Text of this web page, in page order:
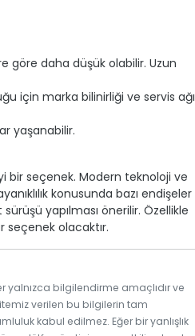
göre daha düşük olabilir. Uzun
için marka bilinirliği ve servis ağı
yaşanabilir.
bir seçenek. Modern teknoloji ve
konusunda bazı endişeler
yapılması önerilir. Özellikle
seçenek olacaktır.
yalnızca bilgilendirme amaçlıdır ve
verilen bu bilgilerin tam
kabul edilmez. Eğer bir yanlışlık